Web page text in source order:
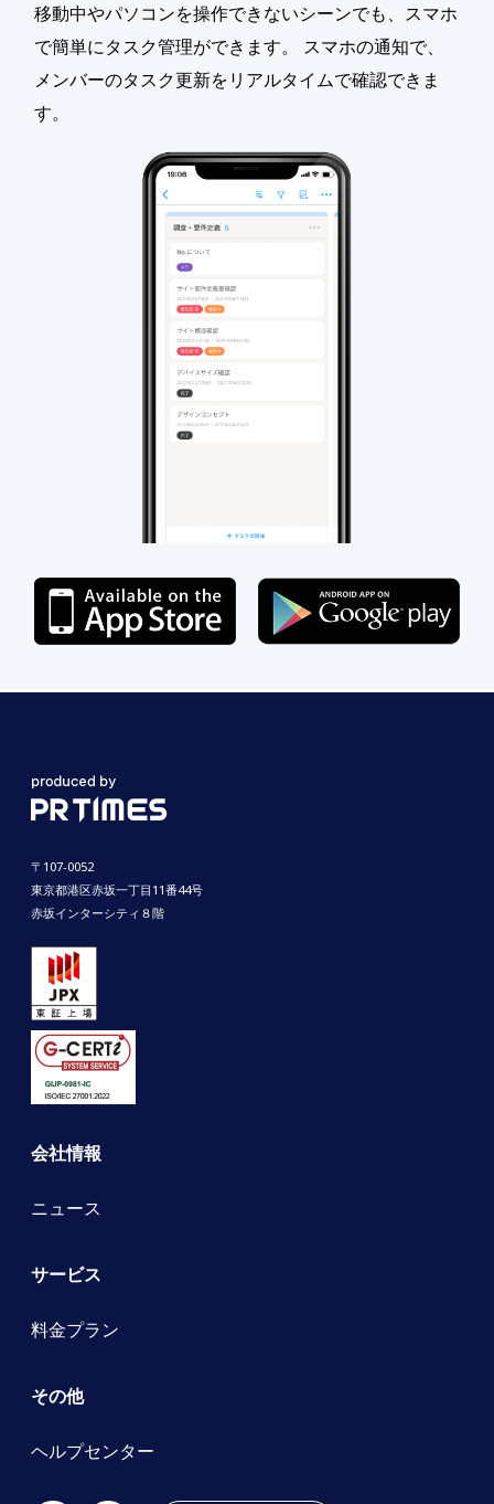
移動中やパソコンを操作できないシーンでも、スマホ
で簡単にタスク管理ができます。 スマホの通知で、
メンバーのタスク更新をリアルタイムで確認できま
す。
〒107-0052
東京都港区赤坂一丁目11番44号
赤坂インターシティ８階
会社情報
ニュース
サービス
料金プラン
その他
ヘルプセンター